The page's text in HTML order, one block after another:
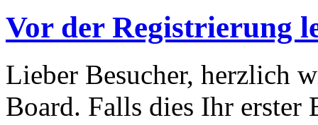
Vor der Registrierung
Lieber Besucher, herzlich
Board. Falls dies Ihr erster